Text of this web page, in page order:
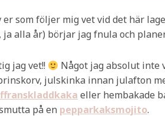
er som följer mig vet vid det här
ja alla år) börjar jag fnula och
jag vet!!
Något jag absolut
julskinka innan julafton
eller hembakade
på en pepparkaksmojito.